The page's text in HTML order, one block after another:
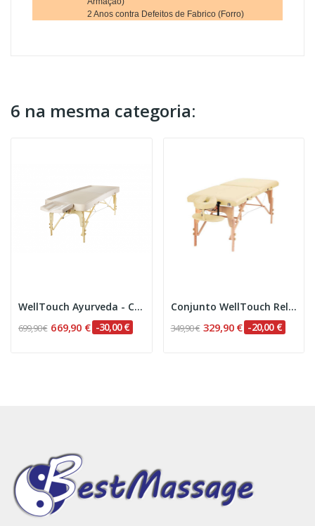
2 Anos contra Defeitos de Fabrico (Forro)
6 na mesma categoria:
WellTouch Ayurveda - Creme - 81 cm
699,90 € 669,90 € -30,00 €
Conjunto WellTouch Relax Plus - 71 cm
349,90 € 329,90 € -20,00 €